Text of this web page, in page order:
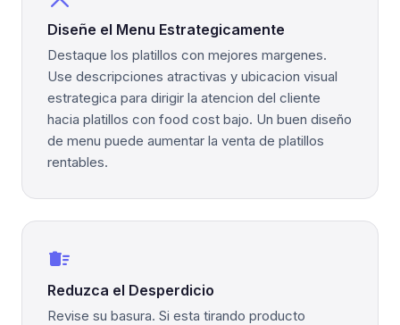
Diseñe el Menu Estrategicamente
Destaque los platillos con mejores margenes.
Use descripciones atractivas y ubicacion visual
estrategica para dirigir la atencion del cliente
hacia platillos con food cost bajo. Un buen diseño
de menu puede aumentar la venta de platillos
rentables.
delete_sweep
Reduzca el Desperdicio
Revise su basura. Si esta tirando producto